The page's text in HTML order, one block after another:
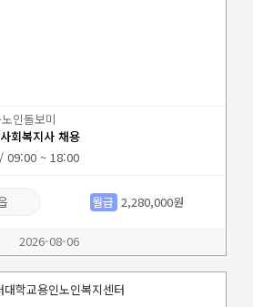
인돌보미
회복지사 채용
09:00 ~ 18:00
월급 2,280,000원
2026-08-06
대학교용인노인복지센터